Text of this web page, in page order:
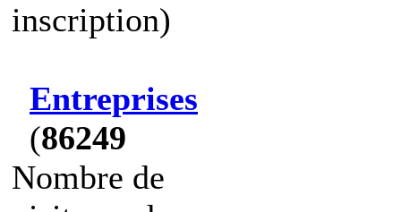
inscription)
Entreprises
(86249
Nombre de